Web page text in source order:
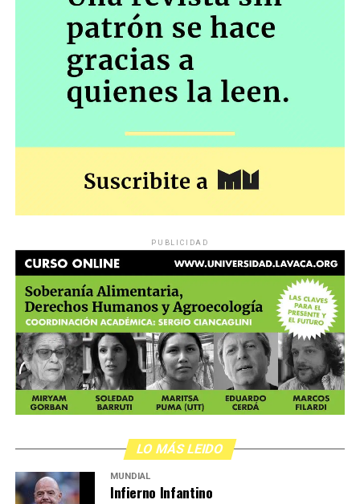
PUBLICIDAD
LO MÁS LEIDO
MUNDIAL
Infierno Infantino